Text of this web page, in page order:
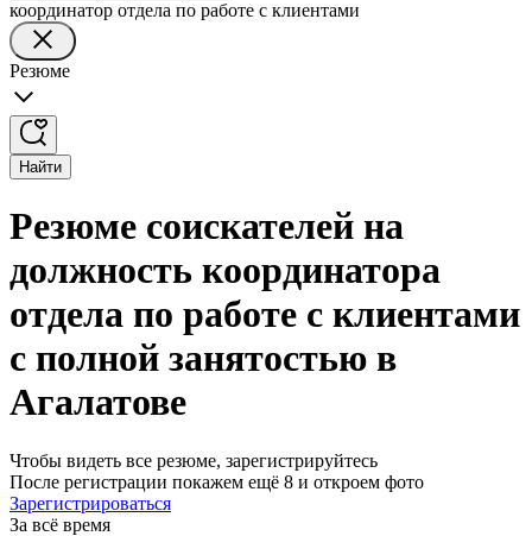
координатор отдела по работе с клиентами
Резюме
Найти
Резюме соискателей на
должность координатора
отдела по работе с клиентами
с полной занятостью в
Агалатове
Чтобы видеть все резюме, зарегистрируйтесь
После регистрации покажем ещё 8 и откроем фото
Зарегистрироваться
За всё время